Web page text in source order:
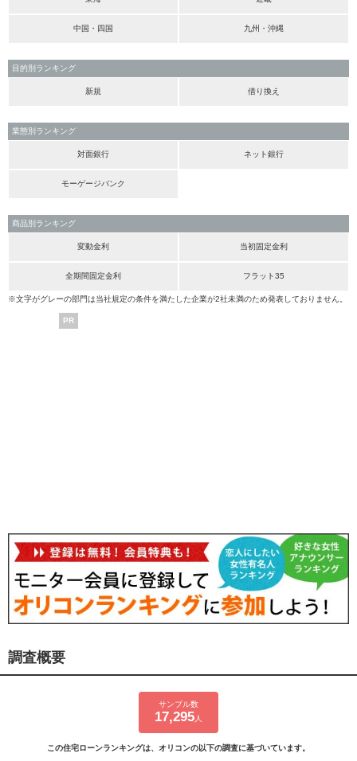
中国・四国 九州・沖縄
目的別ランキング
新規 借り換え
業態別ランキング
対面銀行 ネット銀行
モーゲージバンク
商品別ランキング
変動金利 当初固定金利
全期間固定金利 フラット35
※文字がグレーの部門は当社規定の条件を満たした企業が2社未満のため発表しておりません。
PR
調査概要
サンプル数
17,295 人
この住宅ローンランキングは、オリコンの以下の調査に基づいています。